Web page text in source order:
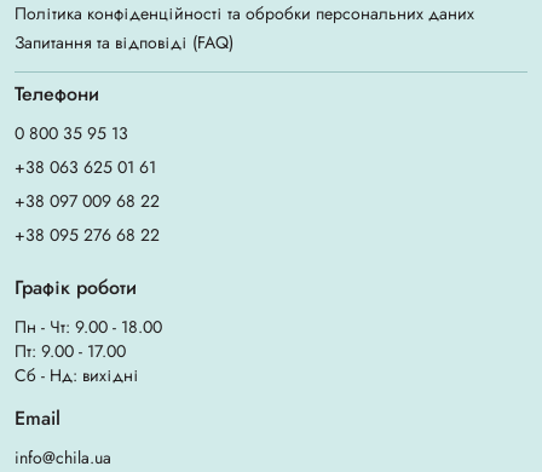
Політика конфіденційності та обробки персональних даних
Запитання та відповіді (FAQ)
Телефони
0 800 35 95 13
+38 063 625 01 61
+38 097 009 68 22
+38 095 276 68 22
Графік роботи
Пн - Чт: 9.00 - 18.00
Пт: 9.00 - 17.00
Сб - Нд: вихідні
Email
info@chila.ua